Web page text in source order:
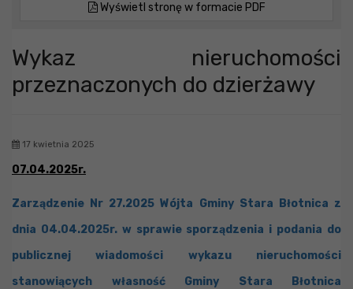
Wyświetl stronę w formacie PDF
Wykaz nieruchomości
przeznaczonych do dzierżawy
17 kwietnia 2025
07.04.2025r.
Zarządzenie Nr 27.2025 Wójta Gminy Stara Błotnica z
dnia 04.04.2025r. w sprawie sporządzenia i podania do
publicznej wiadomości wykazu nieruchomości
stanowiących własność Gminy Stara Błotnica